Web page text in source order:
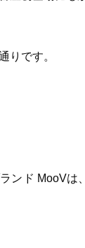
りです。
ンド MooV